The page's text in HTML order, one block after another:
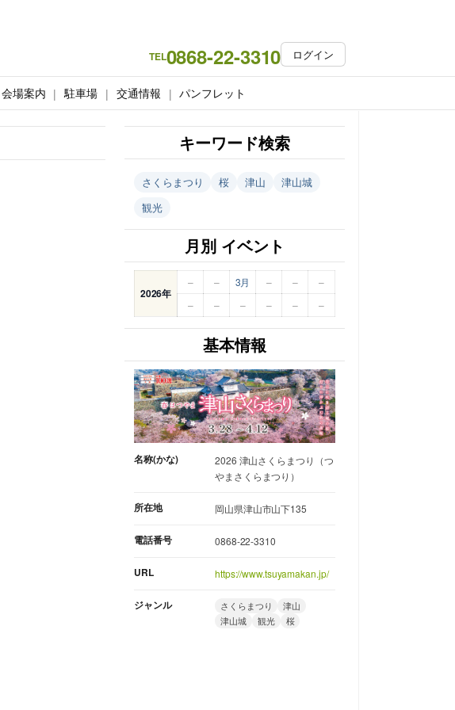
TEL0868-22-3310 ログイン
会場案内 駐車場 交通情報 パンフレット
キーワード検索
さくらまつり 桜 津山
津山城
観光
月別 イベント
2026年
– – 3月 – –
–
–
– – – – –
基本情報
名称(かな)
2026 津山さくらまつり（つ
やまさくらまつり）
所在地 岡山県津山市山下135
電話番号 0868-22-3310
URL https://www.tsuyamakan.jp/
ジャンル さくらまつり
津山
津山城
観光 桜